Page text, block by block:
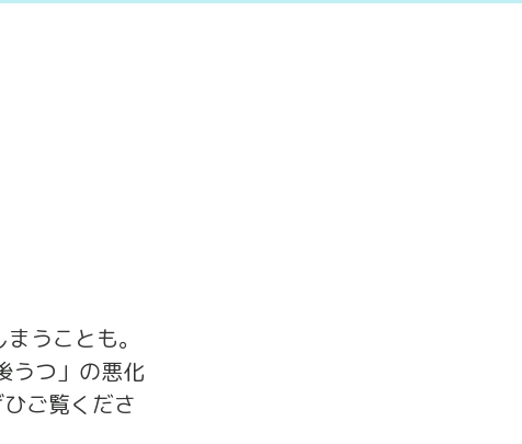
うことも。
うつ」の悪化
ご覧くださ